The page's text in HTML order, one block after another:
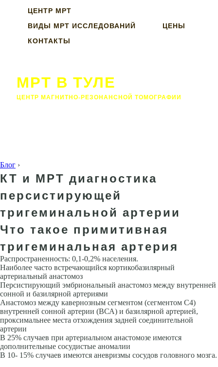
ЦЕНТР МРТ
ВИДЫ МРТ ИССЛЕДОВАНИЙ
ЦЕНЫ
КОНТАКТЫ
МРТ В ТУЛЕ
ЦЕНТР МАГНИТНО-РЕЗОНАНСНОЙ ТОМОГРАФИИ
Блог ›
КТ и МРТ диагностика
персистирующей
тригеминальной артерии
Что такое примитивная
тригеминальная артерия
Распро­страненность: 0,1-0,2% населения.
Наиболее часто встречающийся кортикобазилярный
артериальный анастомоз
Персистирующий эмбриональный анастомоз между внутренней
сонной и базилярной артериями
Анастомоз между кавернозным сегментом (сегментом С4)
внутренней сонной артерии (ВСА) и базилярной артери­ей,
проксимальнее места отхождения задней соединительной
артерии
В 25% случаев при артериальном анастомозе имеются
дополнительные сосудистые аномалии
В 10- 15% случаев имеются аневризмы сосудов головного мозга.